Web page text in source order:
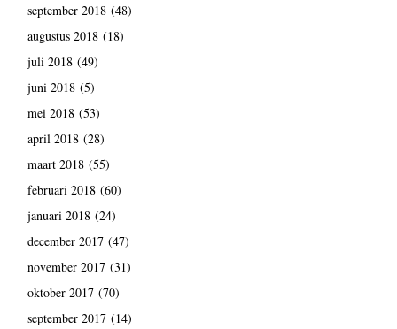
september 2018(48)
augustus 2018(18)
juli 2018(49)
juni 2018(5)
mei 2018(53)
april 2018(28)
maart 2018(55)
februari 2018(60)
januari 2018(24)
december 2017(47)
november 2017(31)
oktober 2017(70)
september 2017(14)